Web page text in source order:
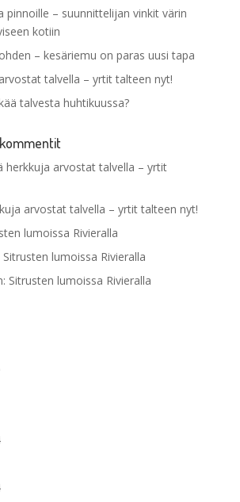
pinnoille – suunnittelijan vinkit värin
kotiin
– kesäriemu on paras uusi tapa
talvella – yrtit talteen nyt!
talvesta huhtikuussa?
herkkuja arvostat talvella – yrtit
arvostat talvella – yrtit talteen nyt!
lumoissa Rivieralla
Sitrusten lumoissa Rivieralla
: Sitrusten lumoissa Rivieralla